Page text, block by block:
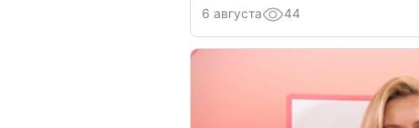
6 августа 44